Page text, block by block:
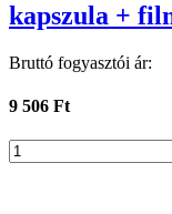
kapszula +
Bruttó fogyasztói ár:
9 506 Ft